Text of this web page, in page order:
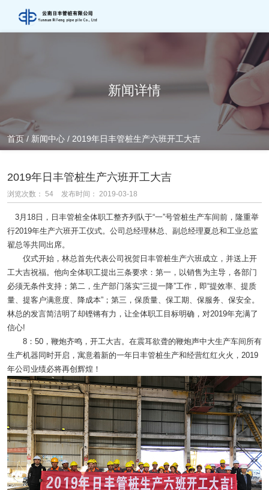
新闻详情
首页 / 新闻中心 / 2019年日丰管桩生产六班开工大吉
2019年日丰管桩生产六班开工大吉
浏览次数： 54 发布时间： 2019-03-18
3月18日，日丰管桩全体职工整齐列队于“一”号管桩生产车间前，隆重举
行2019年生产六班开工仪式。公司总经理林总、副总经理夏总和工业总监
翟总等共同出席。
仪式开始，林总首先代表公司祝贺日丰管桩生产六班成立，并送上开
工大吉祝福。他向全体职工提出三条要求：第一，以销售为主导，各部门
必须无条件支持；第二，生产部门落实“三提一降”工作，即“提效率、提质
量、提客户满意度、降成本”；第三，保质量、保工期、保服务、保安全。
林总的发言简洁明了却铿锵有力，让全体职工目标明确，对2019年充满了
信心!
8：50，鞭炮齐鸣，开工大吉。在震耳欲聋的鞭炮声中大生产车间所有
生产机器同时开启，寓意着新的一年日丰管桩生产和经营红红火火，2019
年公司业绩必将再创辉煌！